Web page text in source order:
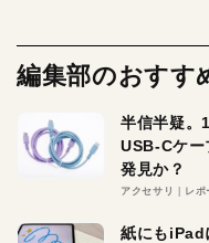
編集部のおすす
半信半疑。
USB-Cケー
発見か？
アクセサリ レポ
紙にもiPad